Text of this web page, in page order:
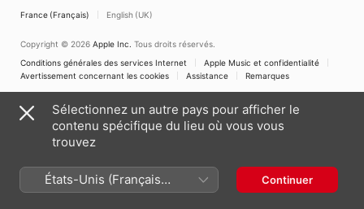
France (Français) English (UK)
Copyright © 2026 Apple Inc. Tous droits réservés.
Conditions générales des services Internet
Apple Music et confidentialité
Avertissement concernant les cookies
Assistance Remarques
Sélectionnez un autre pays pour afficher le
contenu spécifique du lieu où vous vous
trouvez
États-Unis (Français
France)
Continuer